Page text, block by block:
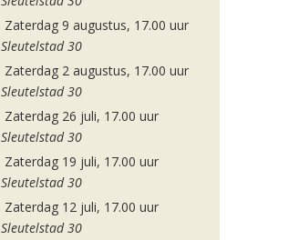
Zaterdag 9 augustus, 17.00 uur
Sleutelstad 30
Zaterdag 2 augustus, 17.00 uur
Sleutelstad 30
Zaterdag 26 juli, 17.00 uur
Sleutelstad 30
Zaterdag 19 juli, 17.00 uur
Sleutelstad 30
Zaterdag 12 juli, 17.00 uur
Sleutelstad 30